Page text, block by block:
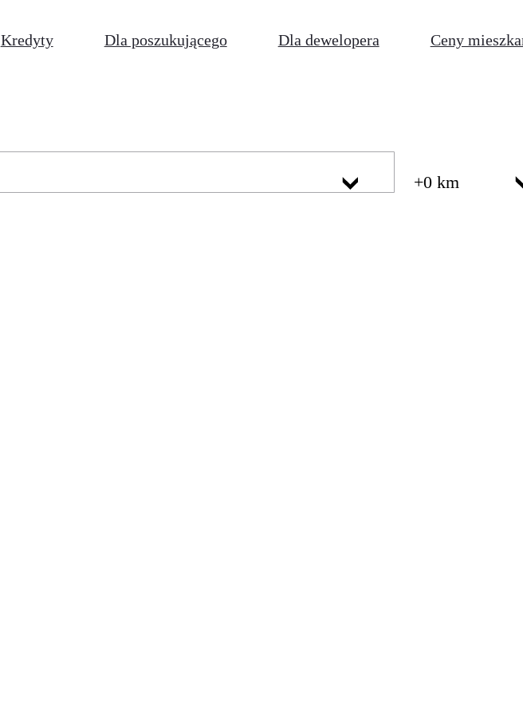
Kredyty Dla poszukującego Dla dewelopera Ceny
+0 km